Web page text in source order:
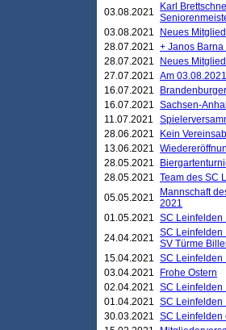
03.08.2021
Karl
03.08.2021
Neues
28.07.2021 + Janos
28.07.2021
Neues
27.07.2021 Am
16.07.2021
16.07.2021 Sachsen-
11.07.2021
28.06.2021
Kein
13.06.2021
28.05.2021
28.05.2021 Team des SC
05.05.2021
Mannschaft
2021
01.05.2021 SC Leinfelden
24.04.2021 SC Leinfelden
SV Türme
15.04.2021 SC Leinfelden
03.04.2021
Frohe Ostern
02.04.2021 SC Leinfelden
01.04.2021 SC Leinfelden
30.03.2021 SC Leinfelden